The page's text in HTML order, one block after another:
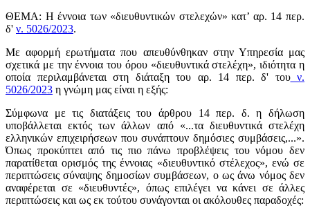
ΘΕΜΑ: Η έννοια των «διευθυντικών στελεχών» κατ’ αρ. 14 περ.
δ' ν. 5026/2023.
Με αφορμή ερωτήματα που απευθύνθηκαν στην Υπηρεσία μας
σχετικά με την έννοια του όρου «διευθυντικά στελέχη», ιδιότητα η
οποία περιλαμβάνεται στη διάταξη του αρ. 14 περ. δ' τουν.
5026/2023 η γνώμη μας είναι η εξής:
Σύμφωνα με τις διατάξεις του άρθρου 14 περ. δ. η δήλωση
υποβάλλεται εκτός των άλλων από «...τα διευθυντικά στελέχη
ελληνικών επιχειρήσεων που συνάπτουν δημόσιες συμβάσεις,...».
Όπως προκύπτει από τις πιο πάνω προβλέψεις του νόμου δεν
παρατίθεται ορισμός της έννοιας «διευθυντικό στέλεχος», ενώ σε
περιπτώσεις σύναψης δημοσίων συμβάσεων, ο ως άνω νόμος δεν
αναφέρεται σε «διευθυντές», όπως επιλέγει να κάνει σε άλλες
περιπτώσεις και ως εκ τούτου συνάγονται οι ακόλουθες παραδοχές: